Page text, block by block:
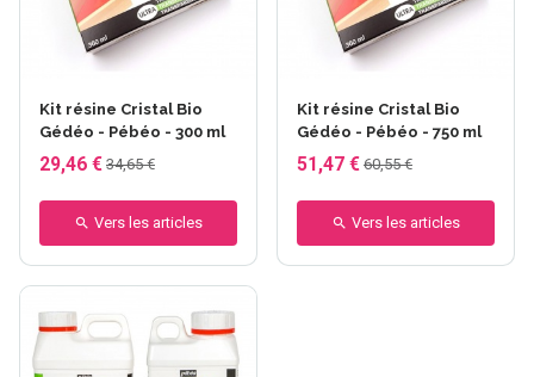
Kit résine Cristal Bio
Gédéo - Pébéo - 300 ml
29,46 € 34,65 €
Vers les articles
Kit résine Cristal Bio
Gédéo - Pébéo - 750 ml
51,47 € 60,55 €
Vers les articles